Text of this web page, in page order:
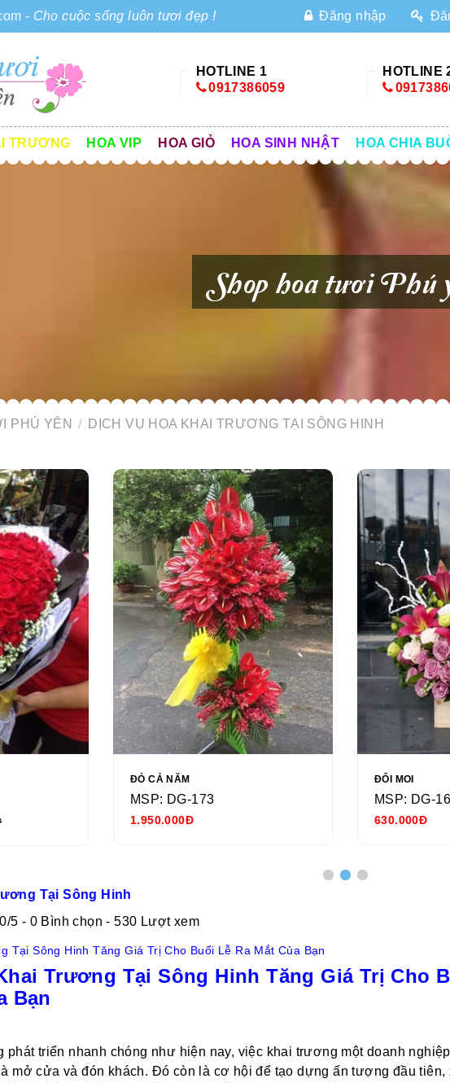
- Cho cuộc sống luôn tươi đẹp ! Đăng nhập
HOTLINE 1
0917386059
HOTLINE
TRƯƠNG HOA VIP HOA GIỎ HOA SINH NHẬT HOA CHIA
Shop hoa tươi Phú
PHÚ YÊN DỊCH VỤ HOA KHAI TRƯƠNG TẠI SÔNG HINH
ĐỎ CẢ NĂM
MSP: DG-173
1.950.000Đ
ĐỔI MOI
MSP: DG-
630.000Đ
Tại Sông Hinh
0/5 - 0 Bình chọn - 530 Lượt xem
Tại Sông Hinh Tăng Giá Trị Cho Buổi Lễ Ra Mắt Của Bạn
Trương Tại Sông Hinh Tăng Giá Trị Cho
Bạn
phát triển nhanh chóng như hiện nay, việc khai trương một doanh
mở cửa và đón khách. Đó còn là cơ hội để tạo dựng ấn tượng đầu tiên,